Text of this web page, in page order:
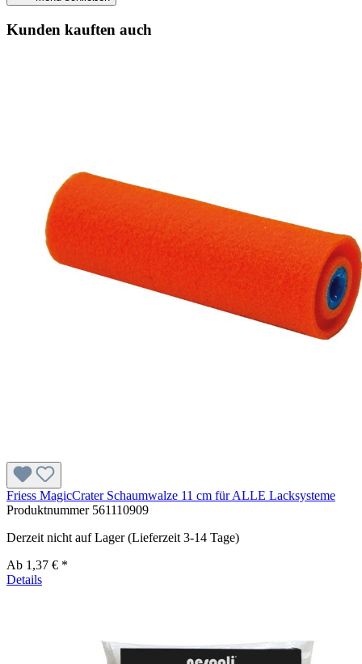
Kunden kauften auch
Friess MagicCrater Schaumwalze 11 cm für ALLE Lacksysteme
Produktnummer 561110909
Derzeit nicht auf Lager (Lieferzeit 3-14 Tage)
Ab 1,37 € *
Details